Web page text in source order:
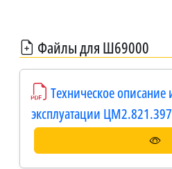
Файлы для Ш69000
Техническое описание
эксплуатации